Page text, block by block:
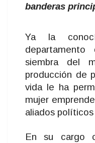
banderas
Ya la
siembra del
producción de
vida le ha
mujer
aliados
En su cargo